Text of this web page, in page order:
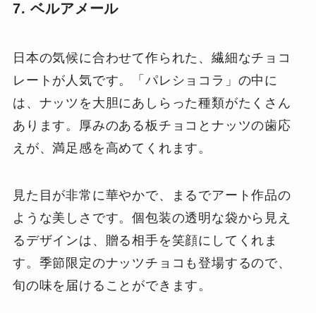
7. ベルアメール
日本の気候に合わせて作られた、繊細なチョコ
レートが人気です。「パレショコラ」の中に
は、ナッツを大胆にあしらった種類がたくさん
あります。厚みのある板チョコとナッツの歯応
えが、満足感を高めてくれます。
見た目が非常に華やかで、まるでアート作品の
ような美しさです。個包装の透明な袋から見え
るデザインは、贈る相手を笑顔にしてくれま
す。季節限定のナッツチョコも登場するので、
旬の味を届けることができます。